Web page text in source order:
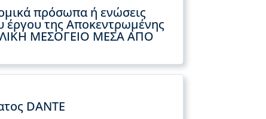
πρόσωπα ή ενώσεις
έργου της Αποκεντρωμένης
ΜΕΣΟΓΕΙΟ ΜΕΣΑ ΑΠΟ
DANTE